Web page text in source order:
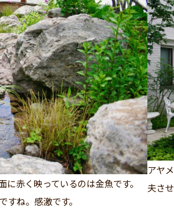
赤く映っているのは金魚です。
ね。感激です。
アヤ
夫さ